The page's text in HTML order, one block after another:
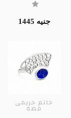
1445 جنيه
خاتم حريمى
فضة